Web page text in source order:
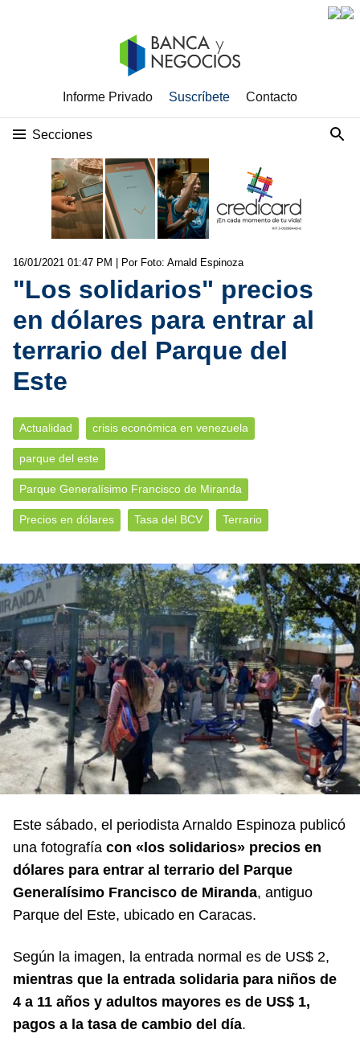
Informe Privado Suscríbete Contacto
Secciones
16/01/2021 01:47 PM | Por Foto: Arnald Espinoza
"Los solidarios" precios
en dólares para entrar al
terrario del Parque del
Este
Actualidad crisis económica en venezuela
parque del este
Parque Generalísimo Francisco de Miranda
Precios en dólares Tasa del BCV Terrario
Este sábado, el periodista Arnaldo Espinoza publicó
una fotografía con «los solidarios» precios en
dólares para entrar al terrario del Parque
Generalísimo Francisco de Miranda, antiguo
Parque del Este, ubicado en Caracas.
Según la imagen, la entrada normal es de US$ 2,
mientras que la entrada solidaria para niños de
4 a 11 años y adultos mayores es de US$ 1,
pagos a la tasa de cambio del día.